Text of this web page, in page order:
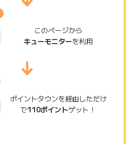
このページから
キューモニターを利用
ポイントタウンを経由しただけ
で110ポイントゲット！